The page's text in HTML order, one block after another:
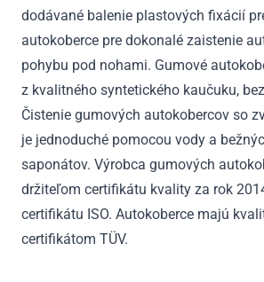
dodávané balenie plastových fixácií
autokoberce pre dokonalé zaistenie
pohybu pod nohami. Gumové
z kvalitného syntetického kaučuku,
Čistenie gumových autokobercov so
je jednoduché pomocou vody a
saponátov. Výrobca gumových
držiteľom certifikátu kvality za rok
certifikátu ISO. Autokoberce majú
certifikátom TÜV.